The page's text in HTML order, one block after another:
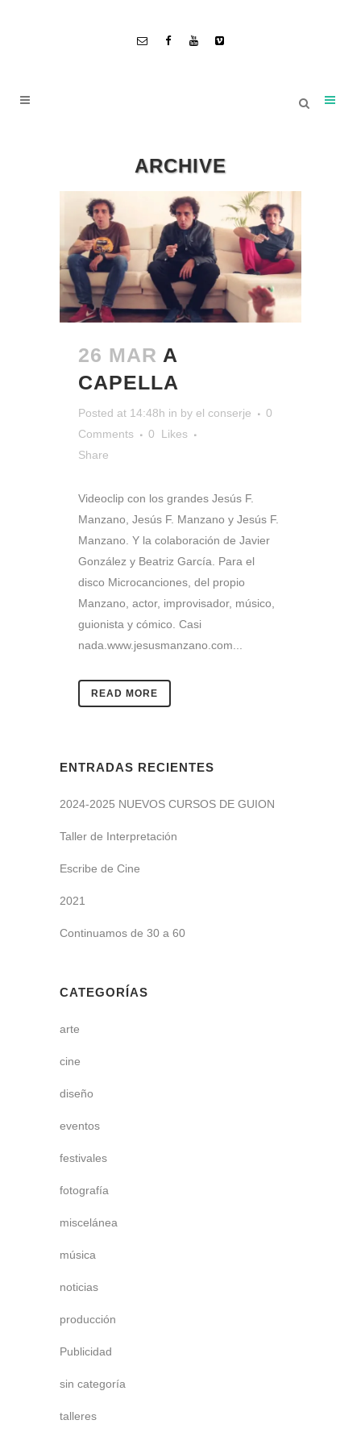
ARCHIVE
26 MAR A
CAPELLA
Posted at 14:48h in by el conserje
0
Comments
0
Likes
Share
Videoclip con los grandes Jesús F.
Manzano, Jesús F. Manzano y Jesús F.
Manzano. Y la colaboración de Javier
González y Beatriz García. Para el
disco Microcanciones, del propio
Manzano, actor, improvisador, músico,
guionista y cómico. Casi
nada.www.jesusmanzano.com...
READ MORE
ENTRADAS RECIENTES
2024-2025 NUEVOS CURSOS DE GUION
Taller de Interpretación
Escribe de Cine
2021
Continuamos de 30 a 60
CATEGORÍAS
arte
cine
diseño
eventos
festivales
fotografía
miscelánea
música
noticias
producción
Publicidad
sin categoría
talleres